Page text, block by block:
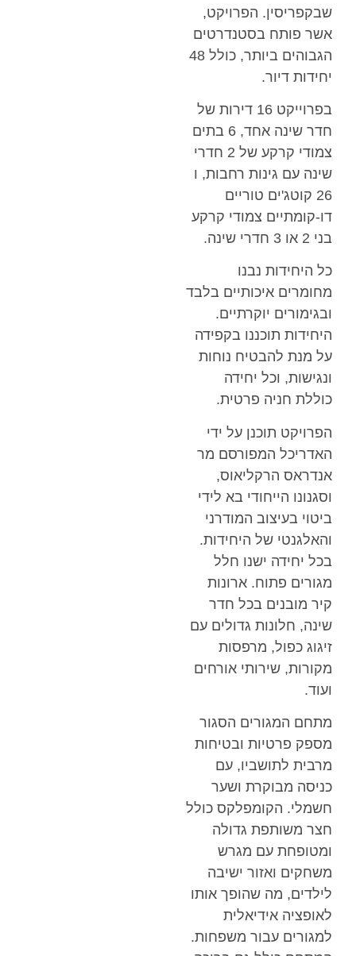
שבקפריסין. הפרויקט,
אשר פותח בסטנדרטים
הגבוהים ביותר, כולל 48
יחידות דיור.
בפרוייקט 16 דירות של
חדר שינה אחד, 6 בתים
צמודי קרקע של 2 חדרי
שינה עם גינות רחבות, ו
26 קוטג'ים טוריים
דו-קומתיים צמודי קרקע
בני 2 או 3 חדרי שינה.
כל היחידות נבנו
מחומרים איכותיים בלבד
ובגימורים יוקרתיים.
היחידות תוכננו בקפידה
על מנת להבטיח נוחות
ונגישות, וכל יחידה
כוללת חניה פרטית.
הפרויקט תוכנן על ידי
האדריכל המפורסם מר
אנדראס הרקליאוס,
וסגנונו הייחודי בא לידי
ביטוי בעיצוב המודרני
והאלגנטי של היחידות.
בכל יחידה ישנו חלל
מגורים פתוח. ארונות
קיר מובנים בכל חדר
שינה, חלונות גדולים עם
זיגוג כפול, מרפסות
מקורות, שירותי אורחים
ועוד.
מתחם המגורים הסגור
מספק פרטיות ובטיחות
מרבית לתושביו, עם
כניסה מבוקרת ושער
חשמלי. הקומפלקס כולל
חצר משותפת גדולה
ומטופחת עם מגרש
משחקים ואזור ישיבה
לילדים, מה שהופך אותו
לאופציה אידיאלית
למגורים עבור משפחות.